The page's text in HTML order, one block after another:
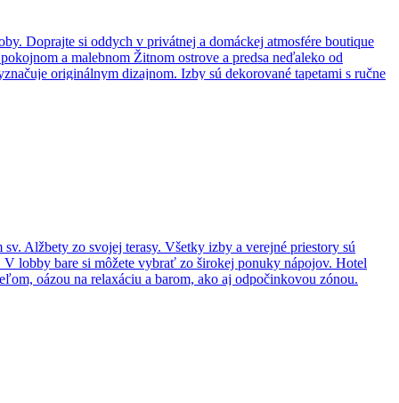
Doprajte si oddych v privátnej a domáckej atmosfére boutique
a malebnom Žitnom ostrove a predsa neďaleko od
originálnym dizajnom. Izby sú dekorované tapetami s ručne
Alžbety zo svojej terasy. Všetky izby a verejné priestory sú
lobby bare si môžete vybrať zo širokej ponuky nápojov. Hotel
oázou na relaxáciu a barom, ako aj odpočinkovou zónou.